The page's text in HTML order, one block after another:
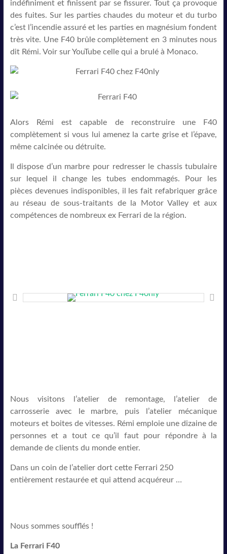
indéfiniment et finissent par se fissurer. Tout ça provoque
des fuites. Sur les parties chaudes du moteur et du turbo
c’est l’incendie assuré et les parties en magnésium fondent
très vite. Une F40 brûle complètement en 3 minutes nous
dit Rémi. Voir sur YouTube celle qui a brulé à Monaco.
Alors Rémi est capable de reconstruire une F40
complètement si vous lui amenez la carte grise et l’épave,
même calcinée ou détruite.
Il dispose d’un marbre pour redresser le chassis tubulaire
sur lequel il change les tubes endommagés. Pour les
pièces devenues indisponibles, il les fait refabriquer grâce
au réseau de sous-traitants de la Motor Valley et aux
compétences de nombreux ex Ferrari de la région.
Nous visitons l’atelier de remontage, l’atelier de
carrosserie avec le marbre, puis l’atelier mécanique
moteurs et boites de vitesses. Rémi emploie une dizaine de
personnes et a tout ce qu’il faut pour répondre à la
demande de clients du monde entier.
Dans un coin de l’atelier dort cette Ferrari 250
entièrement restaurée et qui attend acquéreur …
Nous sommes soufflés !
La Ferrari F40